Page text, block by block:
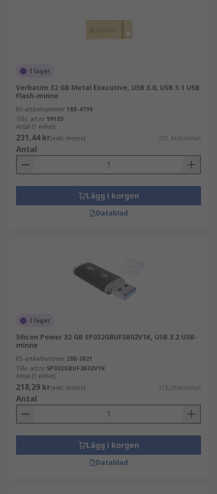
I lager
Verbatim 32 GB Metal Executive, USB 3.0, USB 3.1 USB
Flash-minne
RS-artikelnummer 188-4799
Tillv. art.nr 99105
Antal (1 enhet)
231,44 kr(exkl. moms) 231,44 kr/enhet
Antal
Lägg i korgen
Datablad
I lager
Silicon Power 32 GB SP032GBUF3B02V1K, USB 3.2 USB-
minne
RS-artikelnummer 288-3821
Tillv. art.nr SP032GBUF3B02V1K
Antal (1 enhet)
218,29 kr(exkl. moms) 218,29 kr/enhet
Antal
Lägg i korgen
Datablad